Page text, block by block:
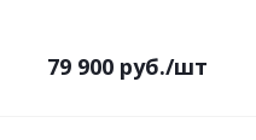
79 900 руб./шт